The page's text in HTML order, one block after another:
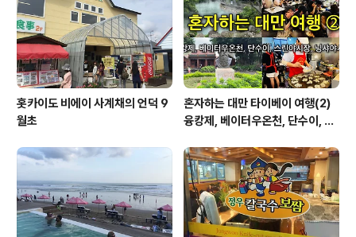
홋카이도 비에이 사계채의 언덕 9
월초
혼자하는 대만 타이베이 여행(2)
융캉제, 베이터우온천, 단수이, 스